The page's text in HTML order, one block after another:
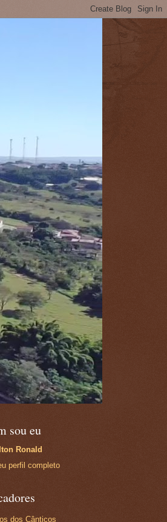
sou eu
Ronald
perfil completo
dos Cânticos